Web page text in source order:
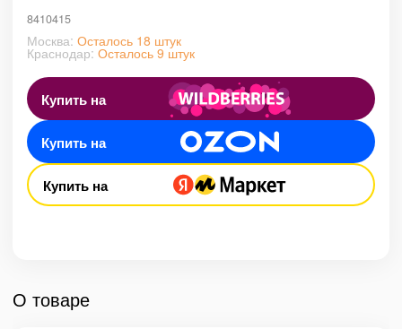
8410415
Москва: Осталось 18 штук
Краснодар: Осталось 9 штук
Купить на
Купить на
Купить на
О товаре